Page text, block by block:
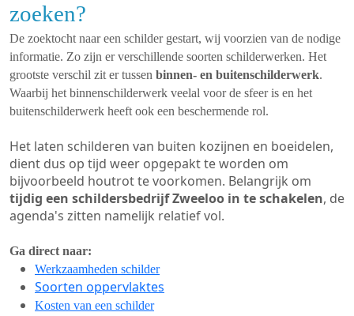
zoeken?
De zoektocht naar een schilder gestart, wij voorzien van de nodige
informatie. Zo zijn er verschillende soorten schilderwerken. Het
grootste verschil zit er tussen binnen- en buitenschilderwerk.
Waarbij het binnenschilderwerk veelal voor de sfeer is en het
buitenschilderwerk heeft ook een beschermende rol.
Het laten schilderen van buiten kozijnen en boeidelen,
dient dus op tijd weer opgepakt te worden om
bijvoorbeeld houtrot te voorkomen. Belangrijk om
tijdig een schildersbedrijf Zweeloo in te schakelen, de
agenda's zitten namelijk relatief vol.
Ga direct naar:
Werkzaamheden schilder
Soorten oppervlaktes
Kosten van een schilder